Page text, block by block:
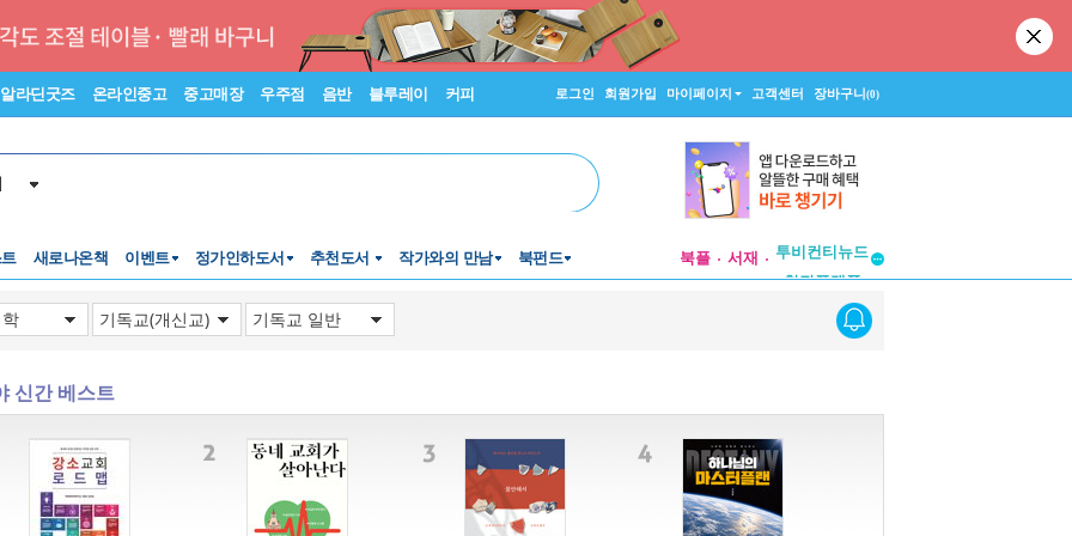
알라딘굿즈 온라인중고 중고매장 우주점 음반 블루레이 커피 로그인 회원가입 마이페이지 고객센터 장바구니(0)
새로나온책 이벤트 정가인하도서 추천도서 작가와의 만남 북펀드 북플 서재
창작플랫폼
신간 베스트